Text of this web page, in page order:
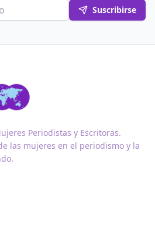
Suscribirse
Periodistas y Escritoras.
las mujeres en el periodismo y la